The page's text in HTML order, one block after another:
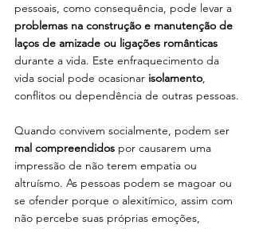
pessoais, como consequência, pode levar a
problemas na construção e manutenção de
laços de amizade ou ligações românticas
durante a vida. Este enfraquecimento da
vida social pode ocasionar isolamento,
conflitos ou dependência de outras pessoas.
Quando convivem socialmente, podem ser
mal compreendidos por causarem uma
impressão de não terem empatia ou
altruísmo. As pessoas podem se magoar ou
se ofender porque o alexitímico, assim com
não percebe suas próprias emoções,